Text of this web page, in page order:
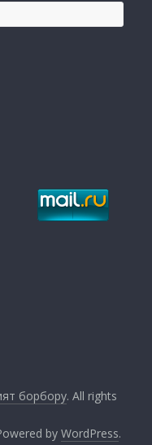
борбору. All rights
by WordPress.